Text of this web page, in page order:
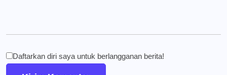
Daftarkan diri saya untuk berlangganan berita!